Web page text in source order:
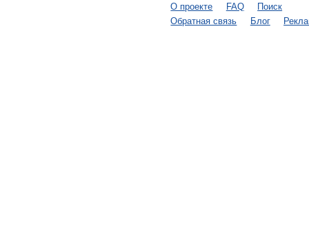
О проекте
FAQ
Поиск
Обратная связь
Блог